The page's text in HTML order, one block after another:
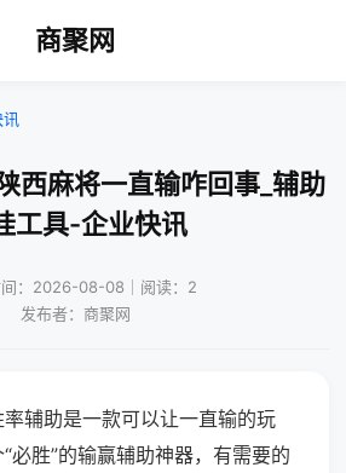
商聚网
西麻将一直输咋回事_辅助
工具-企业快讯
间：2026-08-08｜阅读：2
发布者：商聚网
辅助是一款可以让一直输的玩
必胜”的输赢辅助神器，有需要的